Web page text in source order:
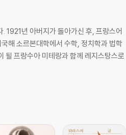
년 아버지가 돌아가신 후, 프랑스어
해 소르본대학에서 수학, 정치학과 법학